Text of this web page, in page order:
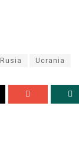
Rusia Ucrania